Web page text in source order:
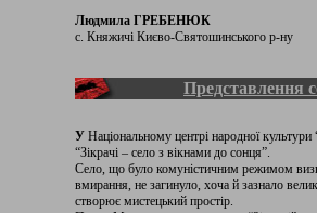
Людмила ГРЕБЕНЮК
с. Княжичі Києво-Святошинського р-ну
Представлення
У Національному центрі народної
“Зікрачі – село з вікнами до сонця”.
Село, що було комуністичним режимом
вмирання, не загинуло, хоча й зазнало
створює мистецький простір.